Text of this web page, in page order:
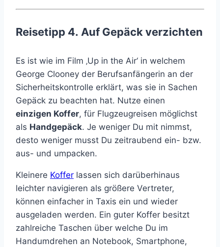
Reisetipp 4. Auf Gepäck verzichten
Es ist wie im Film ‚Up in the Air‘ in welchem
George Clooney der Berufsanfängerin an der
Sicherheitskontrolle erklärt, was sie in Sachen
Gepäck zu beachten hat. Nutze einen
einzigen Koffer, für Flugzeugreisen möglichst
als Handgepäck. Je weniger Du mit nimmst,
desto weniger musst Du zeitraubend ein- bzw.
aus- und umpacken.
Kleinere Koffer lassen sich darüberhinaus
leichter navigieren als größere Vertreter,
können einfacher in Taxis ein und wieder
ausgeladen werden. Ein guter Koffer besitzt
zahlreiche Taschen über welche Du im
Handumdrehen an Notebook, Smartphone,